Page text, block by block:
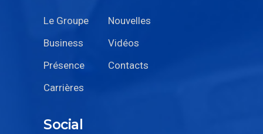
Le Groupe
Nouvelles
Business
Vidéos
Présence
Contacts
Carrières
Social